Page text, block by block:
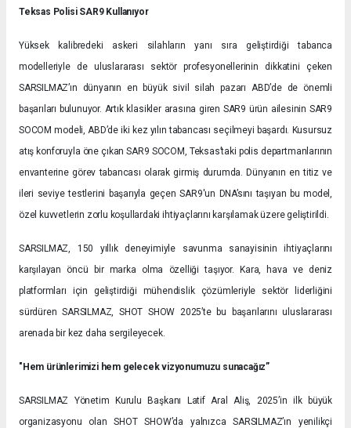
Teksas Polisi SAR9 Kullanıyor
Yüksek kalibredeki askeri silahların yanı sıra geliştirdiği tabanca
modelleriyle de uluslararası sektör profesyonellerinin dikkatini çeken
SARSILMAZ’ın dünyanın en büyük sivil silah pazarı ABD’de de önemli
başarıları bulunuyor. Artık klasikler arasına giren SAR9 ürün ailesinin SAR9
SOCOM modeli, ABD’de iki kez yılın tabancası seçilmeyi başardı. Kusursuz
atış konforuyla öne çıkan SAR9 SOCOM, Teksas’taki polis departmanlarının
envanterine görev tabancası olarak girmiş durumda. Dünyanın en titiz ve
ileri seviye testlerini başarıyla geçen SAR9'un DNA’sını taşıyan bu model,
özel kuvvetlerin zorlu koşullardaki ihtiyaçlarını karşılamak üzere geliştirildi.
SARSILMAZ, 150 yıllık deneyimiyle savunma sanayisinin ihtiyaçlarını
karşılayan öncü bir marka olma özelliği taşıyor. Kara, hava ve deniz
platformları için geliştirdiği mühendislik çözümleriyle sektör liderliğini
sürdüren SARSILMAZ, SHOT SHOW 2025’te bu başarılarını uluslararası
arenada bir kez daha sergileyecek.
"Hem ürünlerimizi hem gelecek vizyonumuzu sunacağız”
SARSILMAZ Yönetim Kurulu Başkanı Latif Aral Aliş, 2025’in ilk büyük
organizasyonu olan SHOT SHOW’da yalnızca SARSILMAZ’ın yenilikçi